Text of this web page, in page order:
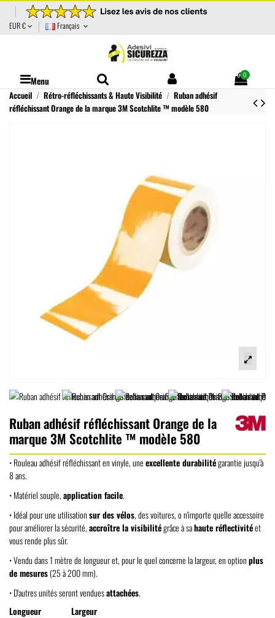
EUR € Français
Menu 0
Accueil Rétro-réfléchissants & Haute Visibilité
Ruban adhésif
réfléchissant Orange de la marque 3M Scotchlite ™ modèle 580
Ruban adhésif réfléchissant Orange de la
marque 3M Scotchlite ™ modèle 580
• Rouleau adhésif réfléchissant en vinyle, uneexcellente durabilitégarantie jusqu'à
8 ans.
• Matériel souple,application facile.
• Idéal pour une utilisationsur des vélos, des voitures, o n'importe quelle accessoire
pour améliorer la sécurité,accroître la visibilitégrâce à sahaute réflectivitéet
vous rende plus sûr.
• Vendu dans 1 mètre de longueur et, pour le quel concerne la largeur, en optionplus
de mesures(25 à 200 mm).
• D'autres unités seront venduesattachées.
Longueur
Largeur